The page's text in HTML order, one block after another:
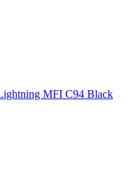
MFI C94 Black